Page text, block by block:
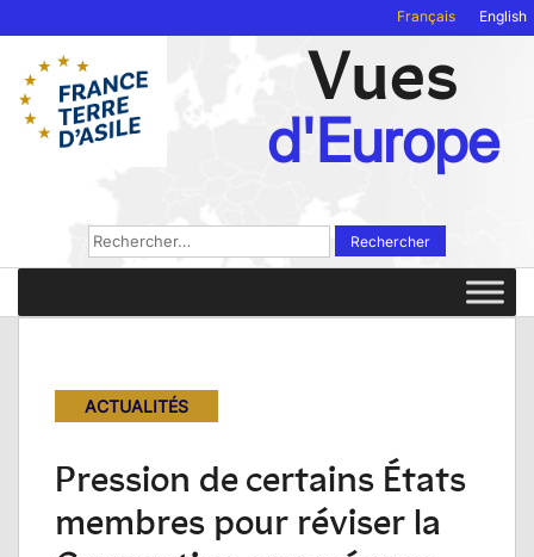
Français English
Vues
d'Europe
Rechercher :
ACTUALITÉS
Pression de certains États
membres pour réviser la